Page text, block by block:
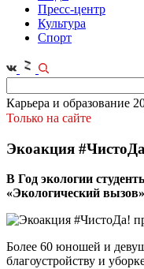
Пресс-центр
Культура
Спорт
Карьера и образование
Только на сайте
Экоакция
В Год экологии
«Экологический
Более 60 юношей и
благоустройству и